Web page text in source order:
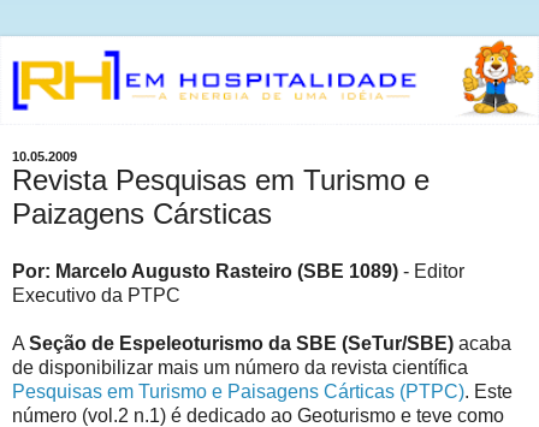
10.05.2009
Revista Pesquisas em Turismo e
Paizagens Cársticas
Por: Marcelo Augusto Rasteiro (SBE 1089) - Editor
Executivo da PTPC
A Seção de Espeleoturismo da SBE (SeTur/SBE) acaba
de disponibilizar mais um número da revista científica
Pesquisas em Turismo e Paisagens Cárticas (PTPC). Este
número (vol.2 n.1) é dedicado ao Geoturismo e teve como